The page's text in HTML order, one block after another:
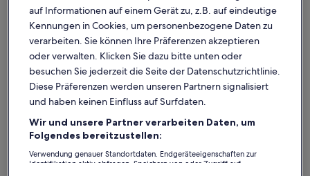
Was spricht für unsere App?
auf Informationen auf einem Gerät zu, z.B. auf eindeutige
Kennungen in Cookies, um personenbezogene Daten zu
verarbeiten. Sie können Ihre Präferenzen akzeptieren
oder verwalten. Klicken Sie dazu bitte unten oder
besuchen Sie jederzeit die Seite der Datenschutzrichtlinie.
Diese Präferenzen werden unseren Partnern signalisiert
und haben keinen Einfluss auf Surfdaten.
Wir und unsere Partner verarbeiten Daten, um
Folgendes bereitzustellen:
Verwendung genauer Standortdaten. Endgeräteeigenschaften zur
Identifikation aktiv abfragen. Speichern von oder Zugriff auf